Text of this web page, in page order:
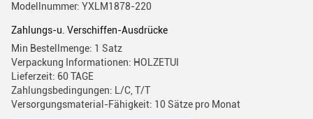
Modellnummer: YXLM1878-220
Zahlungs-u. Verschiffen-Ausdrücke
Min Bestellmenge: 1 Satz
Verpackung Informationen: HOLZETUI
Lieferzeit: 60 TAGE
Zahlungsbedingungen: L/C, T/T
Versorgungsmaterial-Fähigkeit: 10 Sätze pro Monat